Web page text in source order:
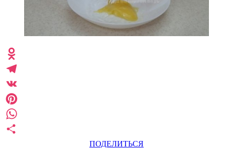
ПОДЕЛИТЬСЯ